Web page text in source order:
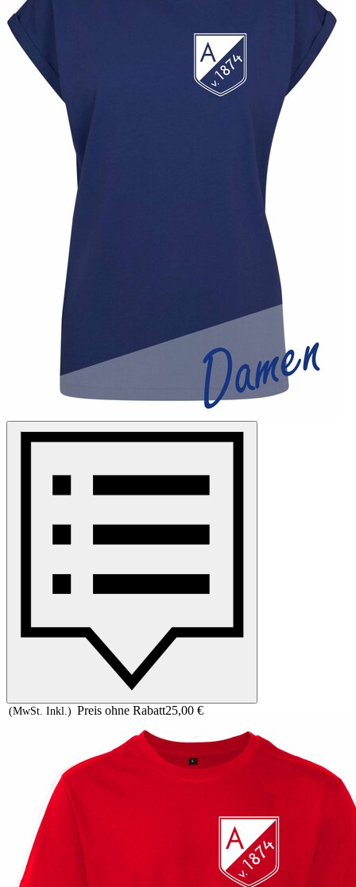
(MwSt. Inkl.) Preis ohne Rabatt25,00 €